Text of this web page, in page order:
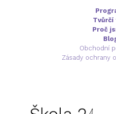
Tvůrčí
Proč
Obchodní
Zásady ochrany